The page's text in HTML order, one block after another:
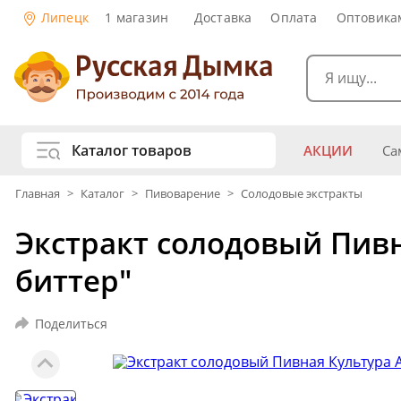
Липецк 1 магазин Доставка Оплата
Каталог товаров
Копчение и колбасы
Консервирование
АКЦИИ
Самогон и
Рецепты
Главная > Каталог > Пивоварение > Солодовые экстракты
Экстракт солодовый
биттер"
Поделиться